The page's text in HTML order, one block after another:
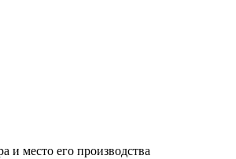
и место его производства